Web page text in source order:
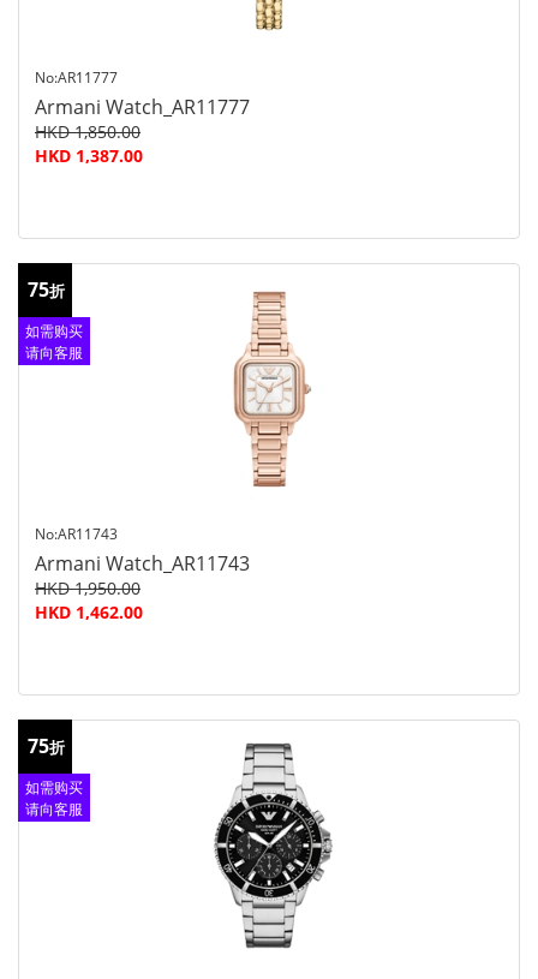
No:AR11777
Armani Watch_AR11777
HKD 1,850.00
HKD 1,387.00
75折
如需购买
请向客服
No:AR11743
Armani Watch_AR11743
HKD 1,950.00
HKD 1,462.00
75折
如需购买
请向客服